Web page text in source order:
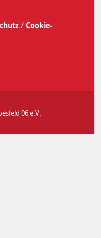
/Cookie-
06 e.V.